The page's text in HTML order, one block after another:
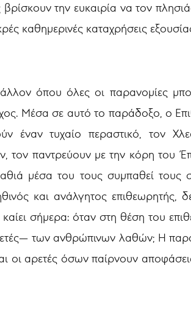
βρίσκουν την ευκαιρία να τον
καθημερινές καταχρήσεις
όπου όλες οι παρανομίες
Μέσα σε αυτό το παράδοξο, ο
έναν τυχαίο περαστικό, τον
τον παντρεύουν με την κόρη
μέσα του τους συμπαθεί τους
και ανάλγητος επιθεωρητής,
σήμερα: όταν στη θέση του
των ανθρώπινων λαθών; Η
οι αρετές όσων παίρνουν